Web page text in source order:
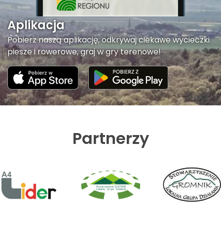
Aplikacja
Pobierz naszą aplikację, odkrywaj ciekawe wycieczki
piesze i rowerowe, graj w gry terenowe!
Partnerzy